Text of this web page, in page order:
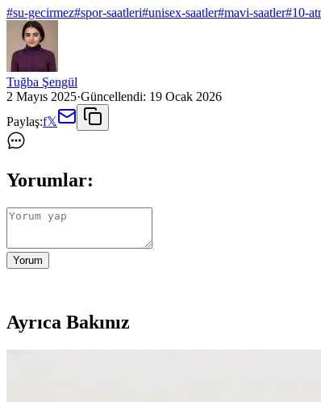
#su-gecirmez#spor-saatleri#unisex-saatler#mavi-saatler#10-
Tuğba Şengül
2 Mayıs 2025·Güncellendi: 19 Ocak 2026
Paylaş:f𝕏
Yorumlar:
Yorum
Ayrıca Bakınız